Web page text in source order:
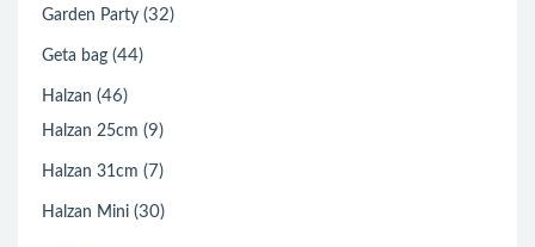
Garden Party (32)
Geta bag (44)
Halzan (46)
Halzan 25cm (9)
Halzan 31cm (7)
Halzan Mini (30)